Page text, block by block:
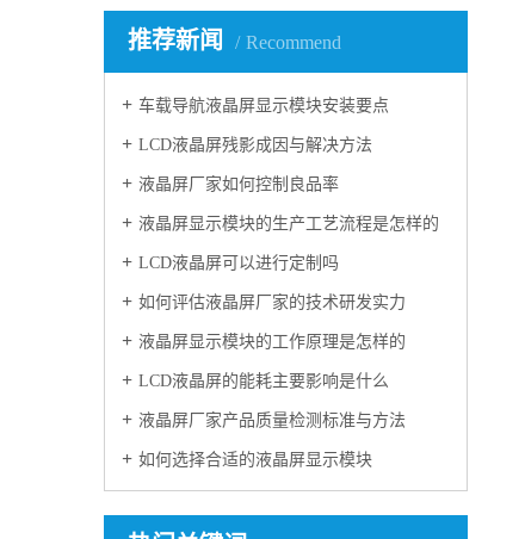
推荐新闻 Recommend
车载导航液晶屏显示模块安装要点
LCD液晶屏残影成因与解决方法
液晶屏厂家如何控制良品率
液晶屏显示模块的生产工艺流程是怎样的
LCD液晶屏可以进行定制吗
如何评估液晶屏厂家的技术研发实力
液晶屏显示模块的工作原理是怎样的
LCD液晶屏的能耗主要影响是什么
液晶屏厂家产品质量检测标准与方法
如何选择合适的液晶屏显示模块